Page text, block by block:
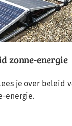
zonne-energie
je over beleid
energie.